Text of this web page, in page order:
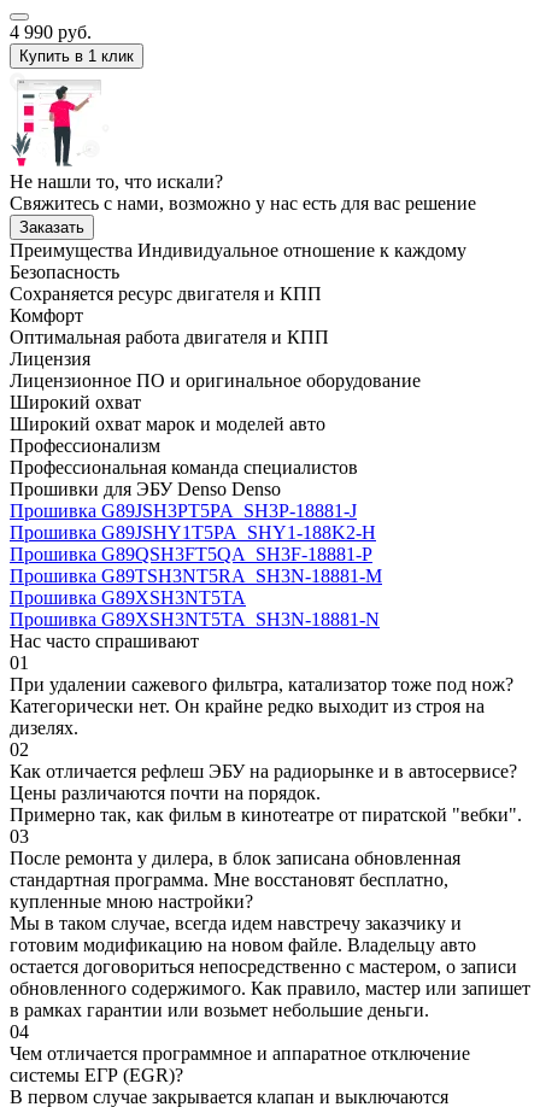
4 990 руб.
Купить в 1 клик
Не нашли то, что искали?
Свяжитесь с нами, возможно у нас есть для вас решение
Заказать
Преимущества Индивидуальное отношение к каждому
Безопасность
Сохраняется ресурс двигателя и КПП
Комфорт
Оптимальная работа двигателя и КПП
Лицензия
Лицензионное ПО и оригинальное оборудование
Широкий охват
Широкий охват марок и моделей авто
Профессионализм
Профессиональная команда специалистов
Прошивки для ЭБУ Denso Denso
Прошивка G89JSH3PT5PA_SH3P-18881-J
Прошивка G89JSHY1T5PA_SHY1-188K2-H
Прошивка G89QSH3FT5QA_SH3F-18881-P
Прошивка G89TSH3NT5RA_SH3N-18881-M
Прошивка G89XSH3NT5TA
Прошивка G89XSH3NT5TA_SH3N-18881-N
Нас часто спрашивают
01
При удалении сажевого фильтра, катализатор тоже под нож?
Категорически нет. Он крайне редко выходит из строя на
дизелях.
02
Как отличается рефлеш ЭБУ на радиорынке и в автосервисе?
Цены различаются почти на порядок.
Примерно так, как фильм в кинотеатре от пиратской "вебки".
03
После ремонта у дилера, в блок записана обновленная
стандартная программа. Мне восстановят бесплатно,
купленные мною настройки?
Мы в таком случае, всегда идем навстречу заказчику и
готовим модификацию на новом файле. Владельцу авто
остается договориться непосредственно с мастером, о записи
обновленного содержимого. Как правило, мастер или запишет
в рамках гарантии или возьмет небольшие деньги.
04
Чем отличается программное и аппаратное отключение
системы ЕГР (EGR)?
В первом случае закрывается клапан и выключаются